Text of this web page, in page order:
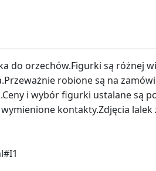
do orzechów.Figurki są różnej
robione są na
i wybór figurki ustalane są
kontakty.Zdjęcia